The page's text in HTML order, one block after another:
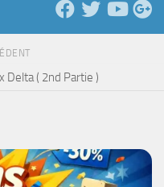
Delta ( 2nd Partie )